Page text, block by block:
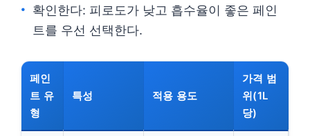
확인한다: 피로도가 낮고 흡수율이 좋은 페인
트를 우선 선택한다.
페인
트 유
형
특성 적용 용도
가격 범
위(1L
당)